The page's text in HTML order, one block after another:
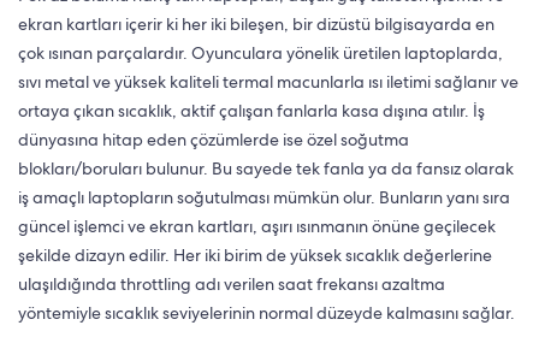
ekran kartları içerir ki her iki bileşen, bir dizüstü bilgisayarda en
çok ısınan parçalardır. Oyunculara yönelik üretilen laptoplarda,
sıvı metal ve yüksek kaliteli termal macunlarla ısı iletimi sağlanır ve
ortaya çıkan sıcaklık, aktif çalışan fanlarla kasa dışına atılır. İş
dünyasına hitap eden çözümlerde ise özel soğutma
blokları/boruları bulunur. Bu sayede tek fanla ya da fansız olarak
iş amaçlı laptopların soğutulması mümkün olur. Bunların yanı sıra
güncel işlemci ve ekran kartları, aşırı ısınmanın önüne geçilecek
şekilde dizayn edilir. Her iki birim de yüksek sıcaklık değerlerine
ulaşıldığında throttling adı verilen saat frekansı azaltma
yöntemiyle sıcaklık seviyelerinin normal düzeyde kalmasını sağlar.